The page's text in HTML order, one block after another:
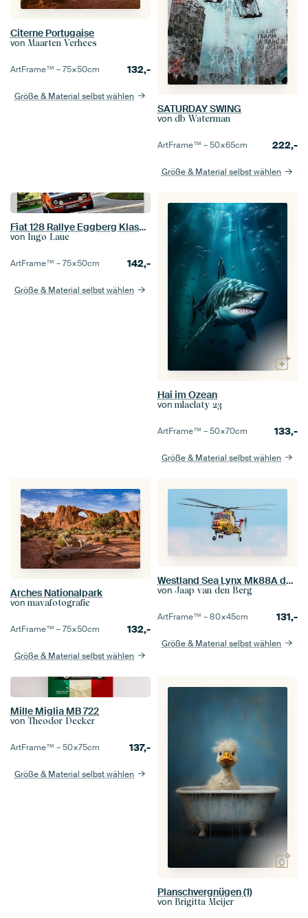
Citerne Portugaise
von Maarten Verhees
ArtFrame™ –75×50cm 132,-
Größe & Material selbst wählen
SATURDAY SWING
von db Waterman
ArtFrame™ –50×65cm 222,-
Größe & Material selbst wählen
Fiat 128 Rallye Eggberg Klassik 2017
von Ingo Laue
ArtFrame™ –75×50cm 142,-
Größe & Material selbst wählen
Hai im Ozean
von mlaelaty 23
ArtFrame™ –50×70cm 133,-
Größe & Material selbst wählen
Arches Nationalpark
von mavafotografie
ArtFrame™ –75×50cm 132,-
Größe & Material selbst wählen
Westland Sea Lynx Mk88A der deutschen Marine.
von Jaap van den Berg
ArtFrame™ –80×45cm 131,-
Größe & Material selbst wählen
Mille Miglia MB 722
von Theodor Decker
ArtFrame™ –50×75cm 137,-
Größe & Material selbst wählen
Planschvergnügen (1)
von Brigitta Meijer